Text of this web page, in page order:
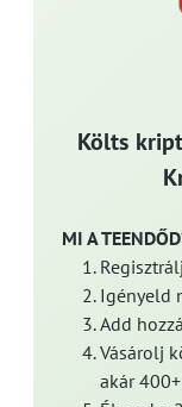
Költs
MI A
Igényeld
Add
Vásárolj
akár